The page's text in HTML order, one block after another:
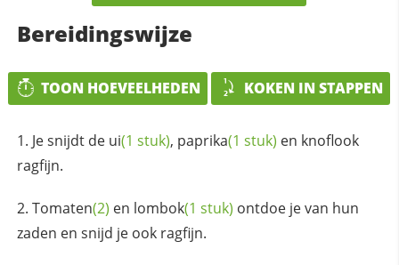
Bereidingswijze
TOON HOEVEELHEDEN KOKEN IN STAPPEN
Je snijdt de ui(1 stuk), paprika(1 stuk) en knoflook
ragfijn.
Tomaten(2) en lombok(1 stuk) ontdoe je van hun
zaden en snijd je ook ragfijn.